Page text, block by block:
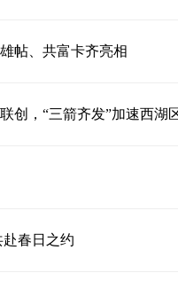
帖、共富卡齐亮相
创，“三箭齐发”加速西湖
赴春日之约